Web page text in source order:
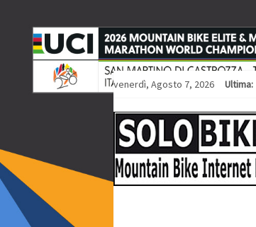
venerdì, Agosto 7, 2026 Ultima: